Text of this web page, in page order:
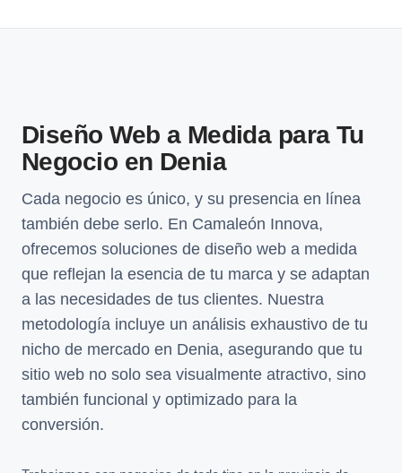
Diseño Web a Medida para Tu
Negocio en Denia
Cada negocio es único, y su presencia en línea
también debe serlo. En Camaleón Innova,
ofrecemos soluciones de diseño web a medida
que reflejan la esencia de tu marca y se adaptan
a las necesidades de tus clientes. Nuestra
metodología incluye un análisis exhaustivo de tu
nicho de mercado en Denia, asegurando que tu
sitio web no solo sea visualmente atractivo, sino
también funcional y optimizado para la
conversión.